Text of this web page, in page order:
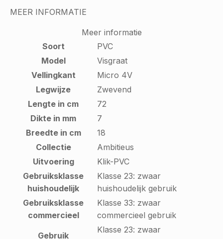
MEER INFORMATIE
Meer informatie
Soort
PVC
Model
Visgraat
Vellingkant
Micro 4V
Legwijze
Zwevend
Lengte in cm
72
Dikte in mm
7
Breedte in cm
18
Collectie
Ambitieus
Uitvoering
Klik-PVC
Gebruiksklasse
huishoudelijk
Klasse 23: zwaar
huishoudelijk gebruik
Gebruiksklasse
commercieel
Klasse 33: zwaar
commercieel gebruik
Gebruik
Klasse 23: zwaar